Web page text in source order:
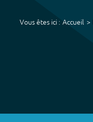
Vous êtes ici : Accueil